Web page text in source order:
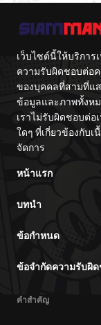
เว็บไซต์นี้ให้บริการ
ความรับผิดชอบต่อ
ของบุคคลที่สามที่แ
ข้อมูลและภาพทั้งหม
เราไม่รับผิดชอบต่
ใดๆ ที่เกี่ยวข้องกับ
จัดการ
หน้าแรก
บทนำ
ข้อกำหนด
ข้อจำกัดความรับผิ
คำสำคัญ